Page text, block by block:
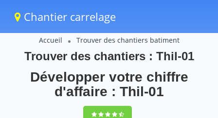
Chantier carrelage
Accueil Trouver des chantiers batiment
Trouver des chantiers : Thil-01
Développer votre chiffre
d'affaire : Thil-01